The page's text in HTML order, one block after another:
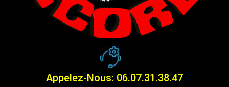
Appelez-Nous: 06.07.31.38.47